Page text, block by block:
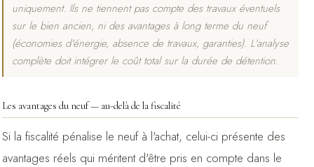
uniquement. Ils ne tiennent pas compte des travaux éventuels
sur le bien ancien, ni des avantages à long terme du neuf
(économies d'énergie, absence de travaux, garanties). L'analyse
complète doit intégrer le coût total sur la durée de détention.
Les avantages du neuf — au-delà de la fiscalité
Si la fiscalité pénalise le neuf à l'achat, celui-ci présente des
avantages réels qui méritent d'être pris en compte dans le